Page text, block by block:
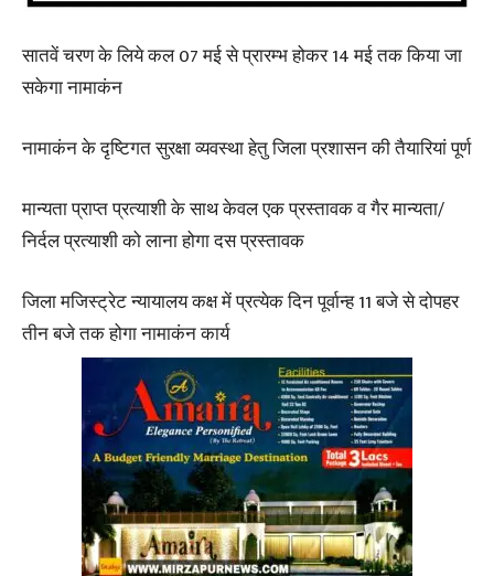
सातवें चरण के लिये कल 07 मई से प्रारम्भ होकर 14 मई तक किया जा
सकेगा नामाकंन
नामाकंन के दृष्टिगत सुरक्षा व्यवस्था हेतु जिला प्रशासन की तैयारियां पूर्ण
मान्यता प्राप्त प्रत्याशी के साथ केवल एक प्रस्तावक व गैर मान्यता/
निर्दल प्रत्याशी को लाना होगा दस प्रस्तावक
जिला मजिस्ट्रेट न्यायालय कक्ष में प्रत्येक दिन पूर्वान्ह 11 बजे से दोपहर
तीन बजे तक होगा नामाकंन कार्य